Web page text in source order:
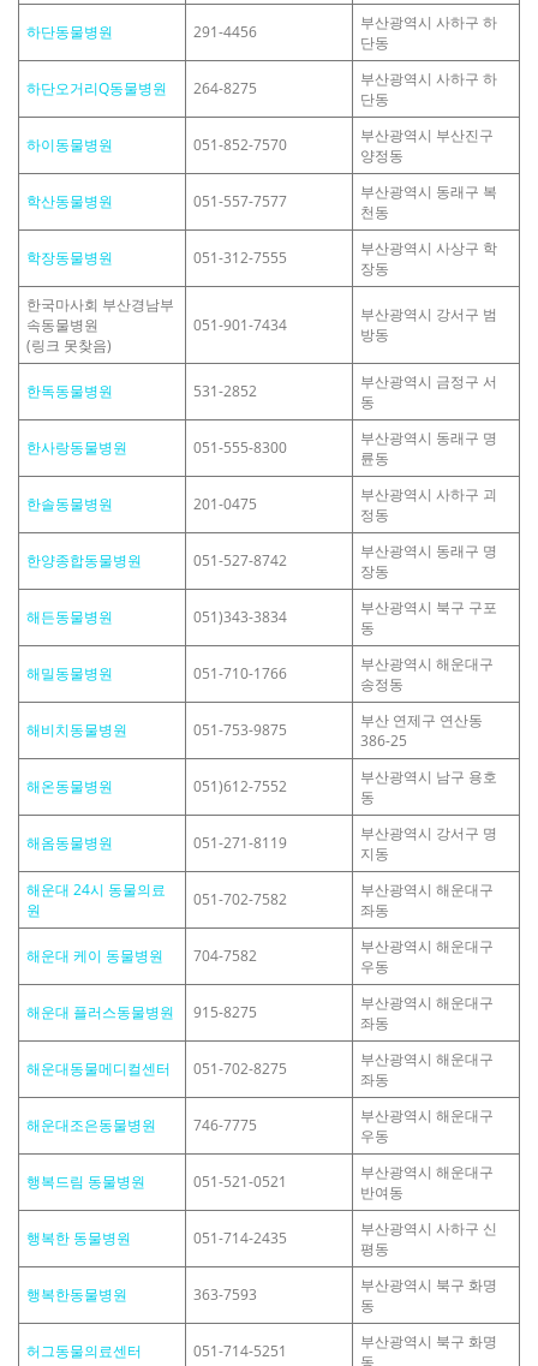
하단동물병원 291-4456
부산광역시 사하구 하
단동
하단오거리Q동물병원 264-8275
부산광역시 사하구 하
단동
하이동물병원 051-852-7570
부산광역시 부산진구
양정동
학산동물병원 051-557-7577
부산광역시 동래구 복
천동
학장동물병원 051-312-7555
부산광역시 사상구 학
장동
한국마사회 부산경남부
속동물병원
(링크 못찾음)
051-901-7434
부산광역시 강서구 범
방동
한독동물병원 531-2852
부산광역시 금정구 서
동
한사랑동물병원 051-555-8300
부산광역시 동래구 명
륜동
한솔동물병원 201-0475
부산광역시 사하구 괴
정동
한양종합동물병원 051-527-8742
부산광역시 동래구 명
장동
해든동물병원 051)343-3834
부산광역시 북구 구포
동
해밀동물병원 051-710-1766
부산광역시 해운대구
송정동
해비치동물병원 051-753-9875
부산 연제구 연산동
386-25
해온동물병원 051)612-7552
부산광역시 남구 용호
동
해옴동물병원 051-271-8119
부산광역시 강서구 명
지동
해운대 24시 동물의료
원
051-702-7582
부산광역시 해운대구
좌동
해운대 케이 동물병원 704-7582
부산광역시 해운대구
우동
해운대 플러스동물병원 915-8275
부산광역시 해운대구
좌동
해운대동물메디컬센터 051-702-8275
부산광역시 해운대구
좌동
해운대조은동물병원 746-7775
부산광역시 해운대구
우동
행복드림 동물병원 051-521-0521
부산광역시 해운대구
반여동
행복한 동물병원 051-714-2435
부산광역시 사하구 신
평동
행복한동물병원 363-7593
부산광역시 북구 화명
동
허그동물의료센터 051-714-5251
부산광역시 북구 화명